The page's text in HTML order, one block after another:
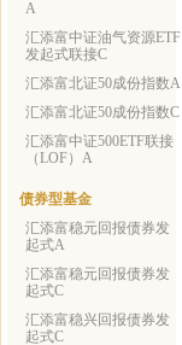
A
汇添富中证油气资源ETF
发起式联接C
汇添富北证50成份指数A
汇添富北证50成份指数C
汇添富中证500ETF联接
（LOF）A
债券型基金
汇添富稳元回报债券发
起式A
汇添富稳元回报债券发
起式C
汇添富稳兴回报债券发
起式C